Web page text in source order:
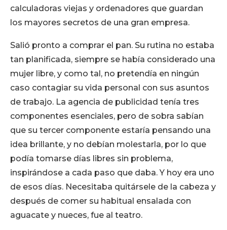
calculadoras viejas y ordenadores que guardan
los mayores secretos de una gran empresa.
Salió pronto a comprar el pan. Su rutina no estaba
tan planificada, siempre se había considerado una
mujer libre, y como tal, no pretendía en ningún
caso contagiar su vida personal con sus asuntos
de trabajo. La agencia de publicidad tenía tres
componentes esenciales, pero de sobra sabían
que su tercer componente estaría pensando una
idea brillante, y no debían molestarla, por lo que
podía tomarse días libres sin problema,
inspirándose a cada paso que daba. Y hoy era uno
de esos días. Necesitaba quitársele de la cabeza y
después de comer su habitual ensalada con
aguacate y nueces, fue al teatro.